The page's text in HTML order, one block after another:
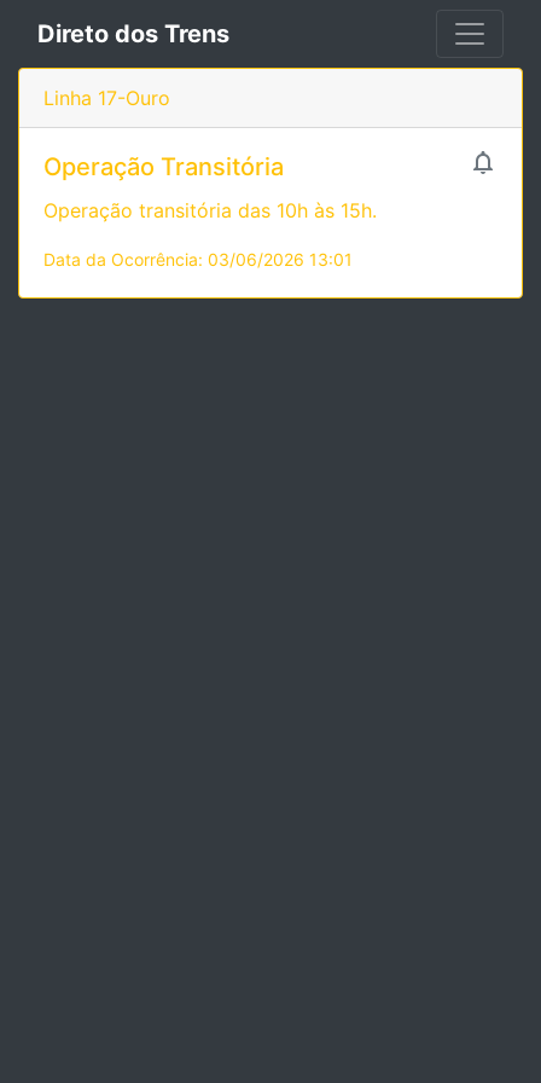
Direto dos Trens
Linha 17-Ouro

Operação Transitória
Operação transitória das 10h às 15h.
Data da Ocorrência: 03/06/2026 13:01